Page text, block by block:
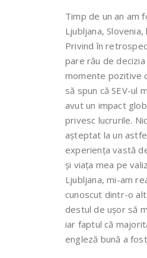
Timp de un an am
Ljubljana,
Privind în
pare rău de
momente pozitive
să spun că SEV-ul
avut un impact
privesc lucrurile.
așteptat la un
experiența vastă
și viața mea pe
Ljubljana, mi-am
cunoscut dintr-o
destul de ușor să
iar faptul că
engleză bună a